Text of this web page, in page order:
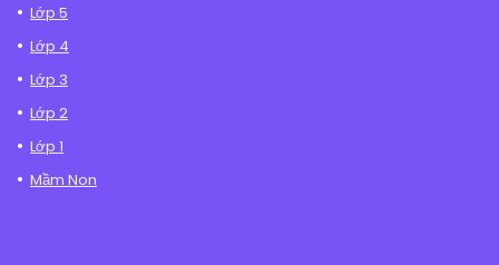
Lớp 5
Lớp 4
Lớp 3
Lớp 2
Lớp 1
Mầm Non